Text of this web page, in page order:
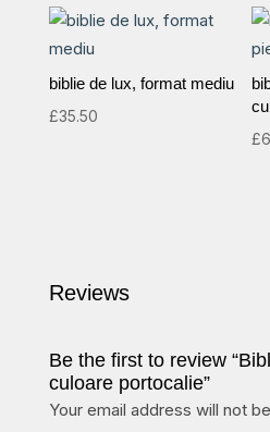
biblie de lux, format mediu
£35.50
£
Reviews
Be the first to review
culoare portocalie”
Your email address will not